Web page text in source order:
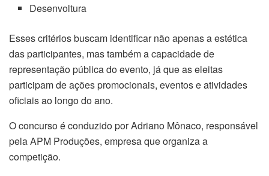
Desenvoltura
Esses critérios buscam identificar não apenas a estética
das participantes, mas também a capacidade de
representação pública do evento, já que as eleitas
participam de ações promocionais, eventos e atividades
oficiais ao longo do ano.
O concurso é conduzido por Adriano Mônaco, responsável
pela APM Produções, empresa que organiza a
competição.